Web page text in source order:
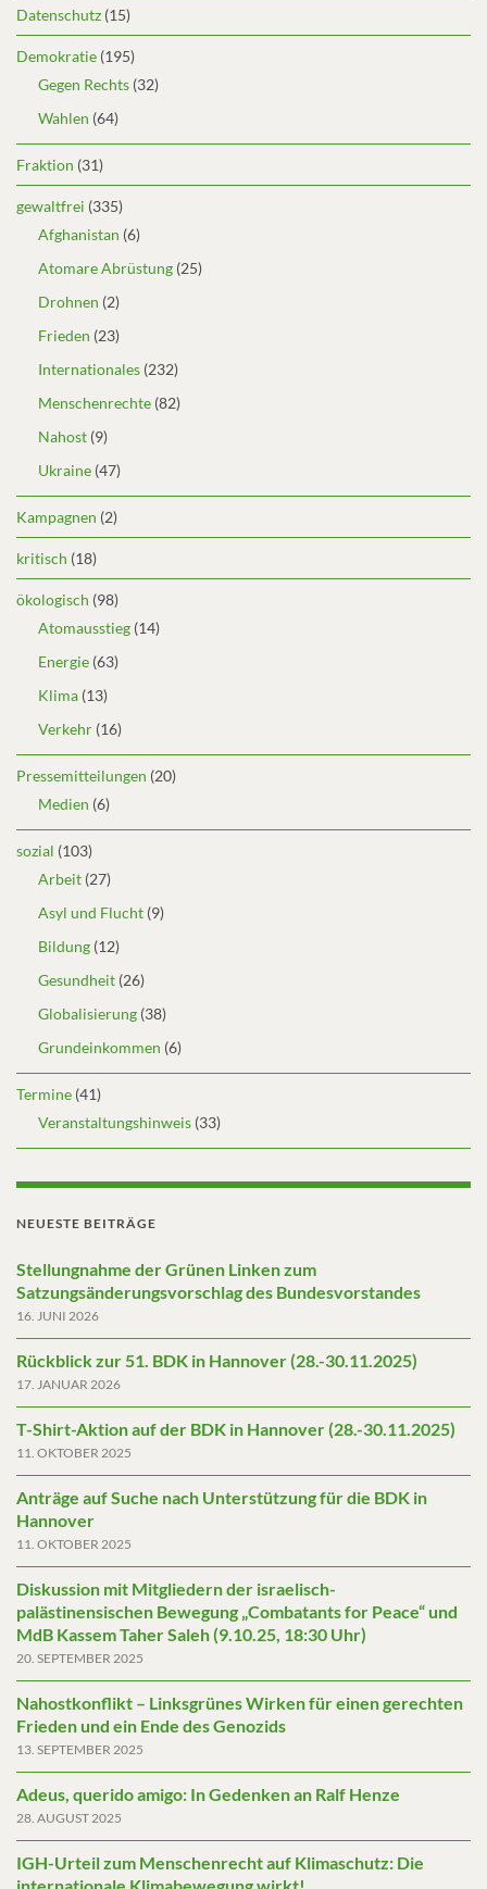
Datenschutz (15)
Demokratie (195)
Gegen Rechts (32)
Wahlen (64)
Fraktion (31)
gewaltfrei (335)
Afghanistan (6)
Atomare Abrüstung (25)
Drohnen (2)
Frieden (23)
Internationales (232)
Menschenrechte (82)
Nahost (9)
Ukraine (47)
Kampagnen (2)
kritisch (18)
ökologisch (98)
Atomausstieg (14)
Energie (63)
Klima (13)
Verkehr (16)
Pressemitteilungen (20)
Medien (6)
sozial (103)
Arbeit (27)
Asyl und Flucht (9)
Bildung (12)
Gesundheit (26)
Globalisierung (38)
Grundeinkommen (6)
Termine (41)
Veranstaltungshinweis (33)
NEUESTE BEITRÄGE
Stellungnahme der Grünen Linken zum
Satzungsänderungsvorschlag des Bundesvorstandes
16. JUNI 2026
Rückblick zur 51. BDK in Hannover (28.-30.11.2025)
17. JANUAR 2026
T-Shirt-Aktion auf der BDK in Hannover (28.-30.11.2025)
11. OKTOBER 2025
Anträge auf Suche nach Unterstützung für die BDK in
Hannover
11. OKTOBER 2025
Diskussion mit Mitgliedern der israelisch-
palästinensischen Bewegung „Combatants for Peace“ und
MdB Kassem Taher Saleh (9.10.25, 18:30 Uhr)
20. SEPTEMBER 2025
Nahostkonflikt – Linksgrünes Wirken für einen gerechten
Frieden und ein Ende des Genozids
13. SEPTEMBER 2025
Adeus, querido amigo: In Gedenken an Ralf Henze
28. AUGUST 2025
IGH-Urteil zum Menschenrecht auf Klimaschutz: Die